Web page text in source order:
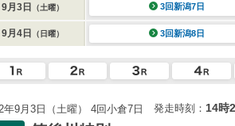
9月3日 （土曜） 3回新潟7日
9月4日 （日曜） 3回新潟8日
年9月3日（土曜） 4回小倉7日 発走時刻： 14時